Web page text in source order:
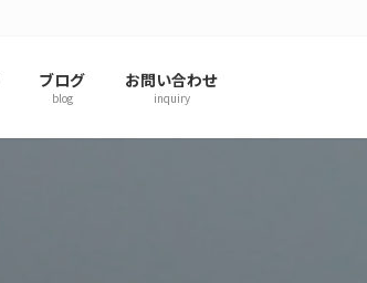
ブログ
blog
お問い合わせ
inquiry